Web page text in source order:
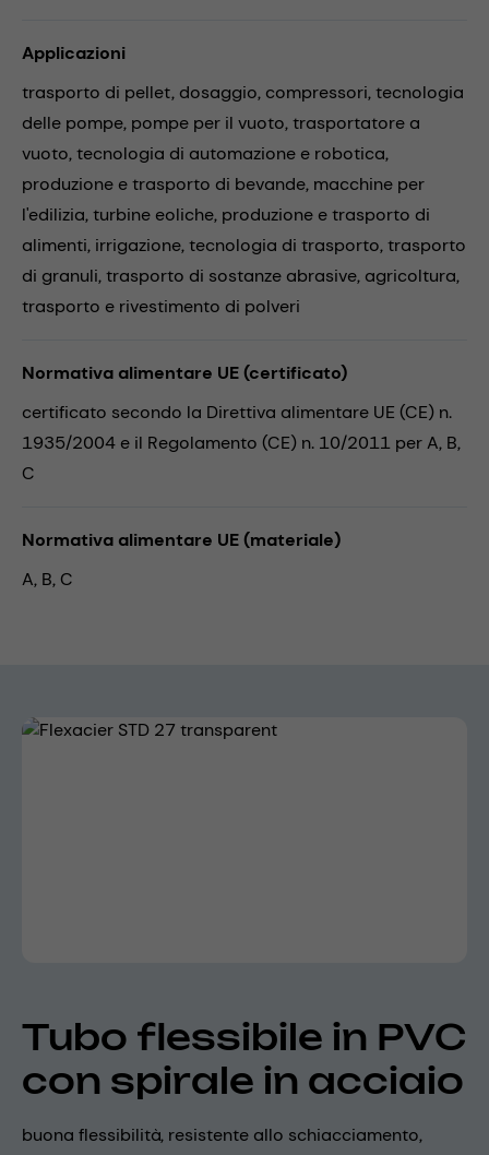
Applicazioni
trasporto di pellet, dosaggio, compressori,tecnologia
delle pompe, pompe per il vuoto,trasportatore a
vuoto,tecnologia di automazione e robotica,
produzione e trasporto di bevande, macchine per
l'edilizia,turbine eoliche, produzione e trasporto di
alimenti, irrigazione,tecnologia di trasporto,trasporto
di granuli,trasporto di sostanze abrasive, agricoltura,
trasporto e rivestimento di polveri
Normativa alimentare UE (certificato)
certificato secondo la Direttiva alimentare UE (CE) n.
1935/2004 e il Regolamento (CE) n. 10/2011 per A, B,
C
Normativa alimentare UE (materiale)
A, B, C
Skip image gallery
Tubo flessibile in PVC
con spirale in acciaio
buona flessibilità, resistente allo schiacciamento,